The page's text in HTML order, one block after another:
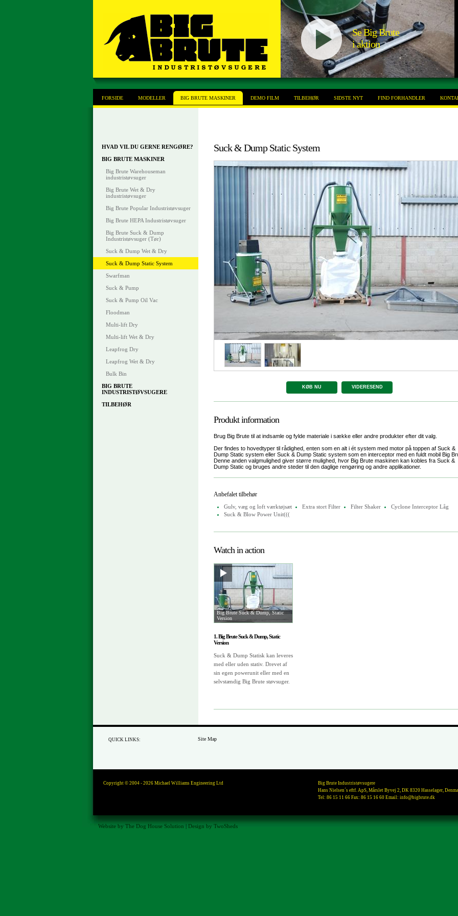
HVAD VIL DU GERNE RENGØRE?
BIG BRUTE MASKINER
Big Brute Warehouseman
industristøvsuger
Big Brute Wet & Dry
industristøvsuger
Big Brute Popular Industristøvsuger
Big Brute HEPA Industristøvsuger
Big Brute Suck & Dump
Industristøvsuger (Tør)
Suck & Dump Wet & Dry
Suck & Dump Static System
Swarfman
Suck & Pump
Suck & Pump Oil Vac
Floodman
Multi-lift Dry
Multi-lift Wet & Dry
Leapfrog Dry
Leapfrog Wet & Dry
Bulk Bin
BIG BRUTE
INDUSTRISTØVSUGERE
TILBEHØR
Suck & Dump Static System
KØB NU VIDERESEND
Produkt information
Brug Big Brute til at indsamle og fylde materiale i sække eller andre produkter efter dit valg.
Der findes to hovedtyper til rådighed, enten som en alt i ét system med motor på toppen af Suck &
Dump Static system eller Suck & Dump Static system som en interceptor med en fuldt mobil Big
Denne anden valgmulighed giver større mulighed, hvor Big Brute maskinen kan kobles fra Suck &
Dump Static og bruges andre steder til den daglige rengøring og andre applikationer.
Anbefalet tilbehør
Gulv, væg og loft værktøjsæt Extra stort Filter Filter Shaker
Cyclone Interceptor Låg
Suck & Blow Power Unit(((
Watch in action
Big Brute Suck & Dump, Static
Version
1. Big Brute Suck & Dump, Static
Version
Suck & Dump Statisk kan leveres
med eller uden stativ. Drevet af
sin egen powerunit eller med en
selvstændig Big Brute støvsuger.
QUICK LINKS: Site Map
Copyright © 2004 - 2026 Michael Williams Engineering Ltd
Big Brute Industristøvsugere
Hans Nielsen´s eftf. ApS, Mårslet Byvej 2, DK 8320 Hasselager,
Tel: 86 15 11 66 Fax: 86 15 16 60 Email: info@bigbrute.dk
Website by The Dog House Solution Design by TwoSheds
Se Big Brute
i aktion
FORSIDE MODELLER BIG BRUTE MASKINER DEMO FILM TILBEHØR SIDSTE NYT FIND FORHANDLER